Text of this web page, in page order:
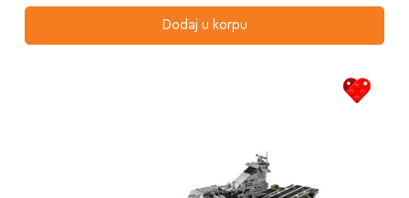
Dodaj u korpu